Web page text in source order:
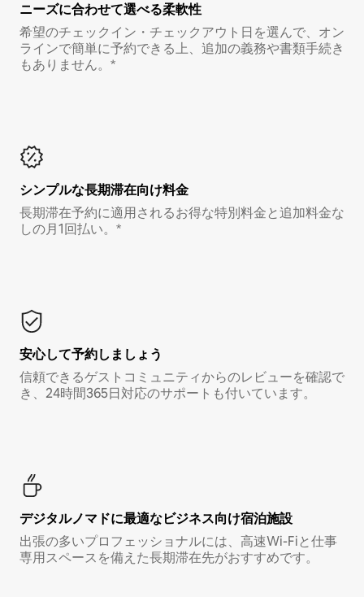
ニーズに合わせて選べる柔軟性
希望のチェックイン・チェックアウト日を選んで、オン
ラインで簡単に予約できる上、追加の義務や書類手続き
もありません。*
シンプルな長期滞在向け料金
長期滞在予約に適用されるお得な特別料金と追加料金な
しの月1回払い。*
安心して予約しましょう
信頼できるゲストコミュニティからのレビューを確認で
き、24時間365日対応のサポートも付いています。
デジタルノマド⁠に最⁠適⁠なビ⁠ジ⁠ネ⁠ス⁠向⁠け宿⁠泊⁠施⁠設
出張の多いプロフェッショナルには、高速Wi-Fiと仕事
専用スペースを備えた長期滞在先がおすすめです。